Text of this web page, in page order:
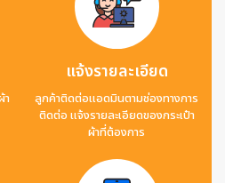
า
แจ้งรายละเอียด
ลูกค้าติดต่อแอดมินตามช่องทางการ
ติดต่อ แจ้งรายละเอียดของกระเป๋า
ผ้าที่ต้องการ